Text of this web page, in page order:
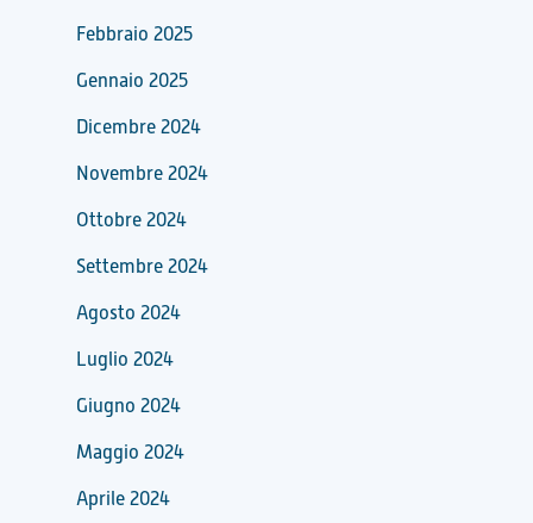
Febbraio 2025
Gennaio 2025
Dicembre 2024
Novembre 2024
Ottobre 2024
Settembre 2024
Agosto 2024
Luglio 2024
Giugno 2024
Maggio 2024
Aprile 2024